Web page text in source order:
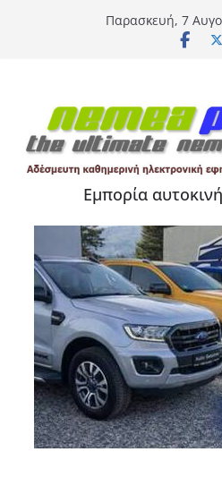
Παρασκευή, 7
Εμπορία